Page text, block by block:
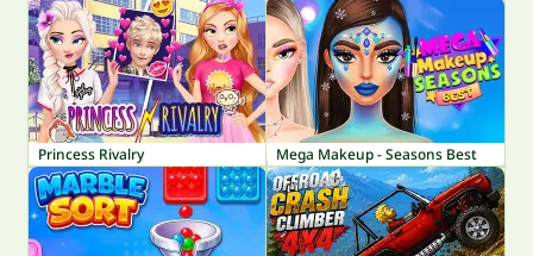
Princess Rivalry Mega Makeup - Seasons Best